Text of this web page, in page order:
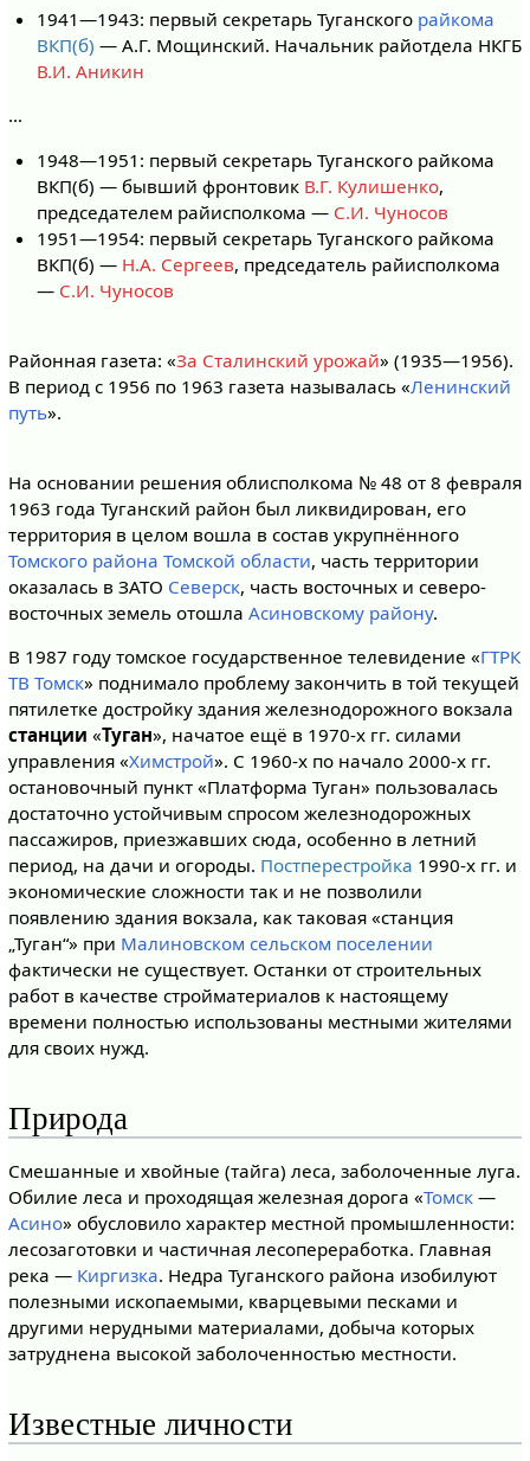
1941—1943: первый секретарь Туганского райкома
ВКП(б) — А.Г. Мощинский. Начальник райотдела НКГБ
В.И. Аникин
…
1948—1951: первый секретарь Туганского райкома
ВКП(б) — бывший фронтовик В.Г. Кулишенко,
председателем райисполкома — С.И. Чуносов
1951—1954: первый секретарь Туганского райкома
ВКП(б) — Н.А. Сергеев, председатель райисполкома
— С.И. Чуносов
Районная газета: «За Сталинский урожай» (1935—1956).
В период с 1956 по 1963 газета называлась «Ленинский
путь».
На основании решения облисполкома № 48 от 8 февраля
1963 года Туганский район был ликвидирован, его
территория в целом вошла в состав укрупнённого
Томского района Томской области, часть территории
оказалась в ЗАТО Северск, часть восточных и северо-
восточных земель отошла Асиновскому району.
В 1987 году томское государственное телевидение «ГТРК
ТВ Томск» поднимало проблему закончить в той текущей
пятилетке достройку здания железнодорожного вокзала
станции «Туган», начатое ещё в 1970-х гг. силами
управления «Химстрой». С 1960-х по начало 2000-х гг.
остановочный пункт «Платформа Туган» пользовалась
достаточно устойчивым спросом железнодорожных
пассажиров, приезжавших сюда, особенно в летний
период, на дачи и огороды. Постперестройка 1990-х гг. и
экономические сложности так и не позволили
появлению здания вокзала, как таковая «станция
„Туган“» при Малиновском сельском поселении
фактически не существует. Останки от строительных
работ в качестве стройматериалов к настоящему
времени полностью использованы местными жителями
для своих нужд.
Природа
Смешанные и хвойные (тайга) леса, заболоченные луга.
Обилие леса и проходящая железная дорога «Томск—
Асино» обусловило характер местной промышленности:
лесозаготовки и частичная лесопереработка. Главная
река — Киргизка. Недра Туганского района изобилуют
полезными ископаемыми, кварцевыми песками и
другими нерудными материалами, добыча которых
затруднена высокой заболоченностью местности.
Известные личности